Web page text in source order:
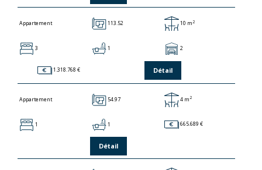
Appartement 113.52 10 m2
3 1 2
1.318.768 € Détail
Appartement 54.97 4 m2
1 1 665.689 €
Détail